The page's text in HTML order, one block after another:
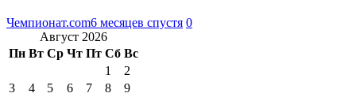
Чемпионат.com6 месяцев спустя 0
Август 2026
Пн Вт Ср Чт Пт Сб Вс
1
2
3
4 5 6 7 8
9